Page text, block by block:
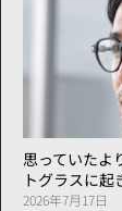
思っていたよ
トグラスに起
2026年7月17日